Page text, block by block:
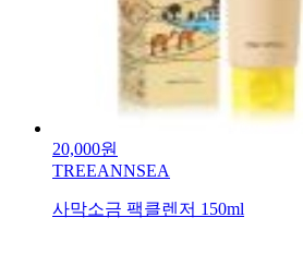
20,000원
TREEANNSEA
사막소금 팩클렌저 150ml